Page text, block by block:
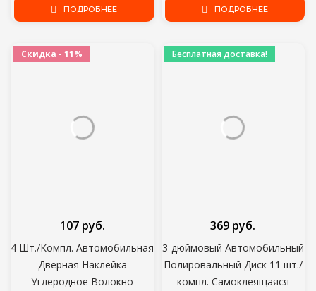
Huter Makita Мойка высокого
ПОДРОБНЕЕ
Твердый Очиститель
Таблетки Ремонт Окон
Автомобильные Аксессуары
ПОДРОБНЕЕ
Скидка - 11%
4 Шт./Компл. Автомобильная
Дверная Наклейка
Углеродное Волокно
107 руб.
Бесплатная доставка!
3-дюймовый Автомобильный
Полировальный Диск 11 шт./
компл. Самоклеящаяся
369 руб.